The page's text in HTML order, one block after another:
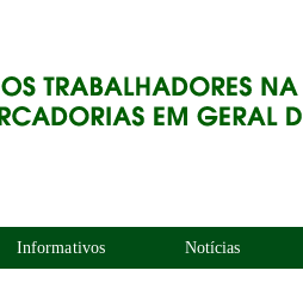
Informativos Notícias